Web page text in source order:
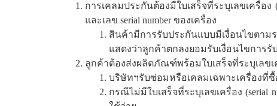
การเคลมประกันต้องมีใบเสร็จที่ระบุเลขเครื่อ
และเลข serial number ของเครื่อง
สินค้ามีการรับประกันแบบมีเงื่อนไขตา
แสดงว่าลูกค้าตกลงยอมรับเงื่อนไขการรั
ลูกค้าต้องส่งผลิตภัณฑ์พร้อมใบเสร็จที่ระบุเลขเค
บริษัทฯรับซ่อมหรือเคลมเฉพาะเครื่อง
กรณีไม่มีใบเสร็จที่ระบุเลขเครื่อง (serial